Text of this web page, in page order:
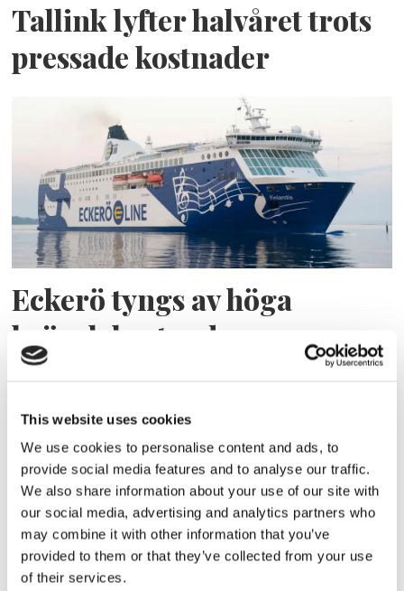
This website uses cookies
We use cookies to personalise content and ads, to
provide social media features and to analyse our traffic.
We also share information about your use of our site with
our social media, advertising and analytics partners who
may combine it with other information that you’ve
provided to them or that they’ve collected from your use
of their services.
Tallink lyfter halvåret trots
pressade kostnader
Eckerö tyngs av höga
bränslekostnader men
frakten fortsätter växa